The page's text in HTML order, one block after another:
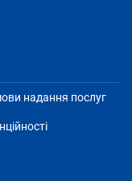
надання послуг